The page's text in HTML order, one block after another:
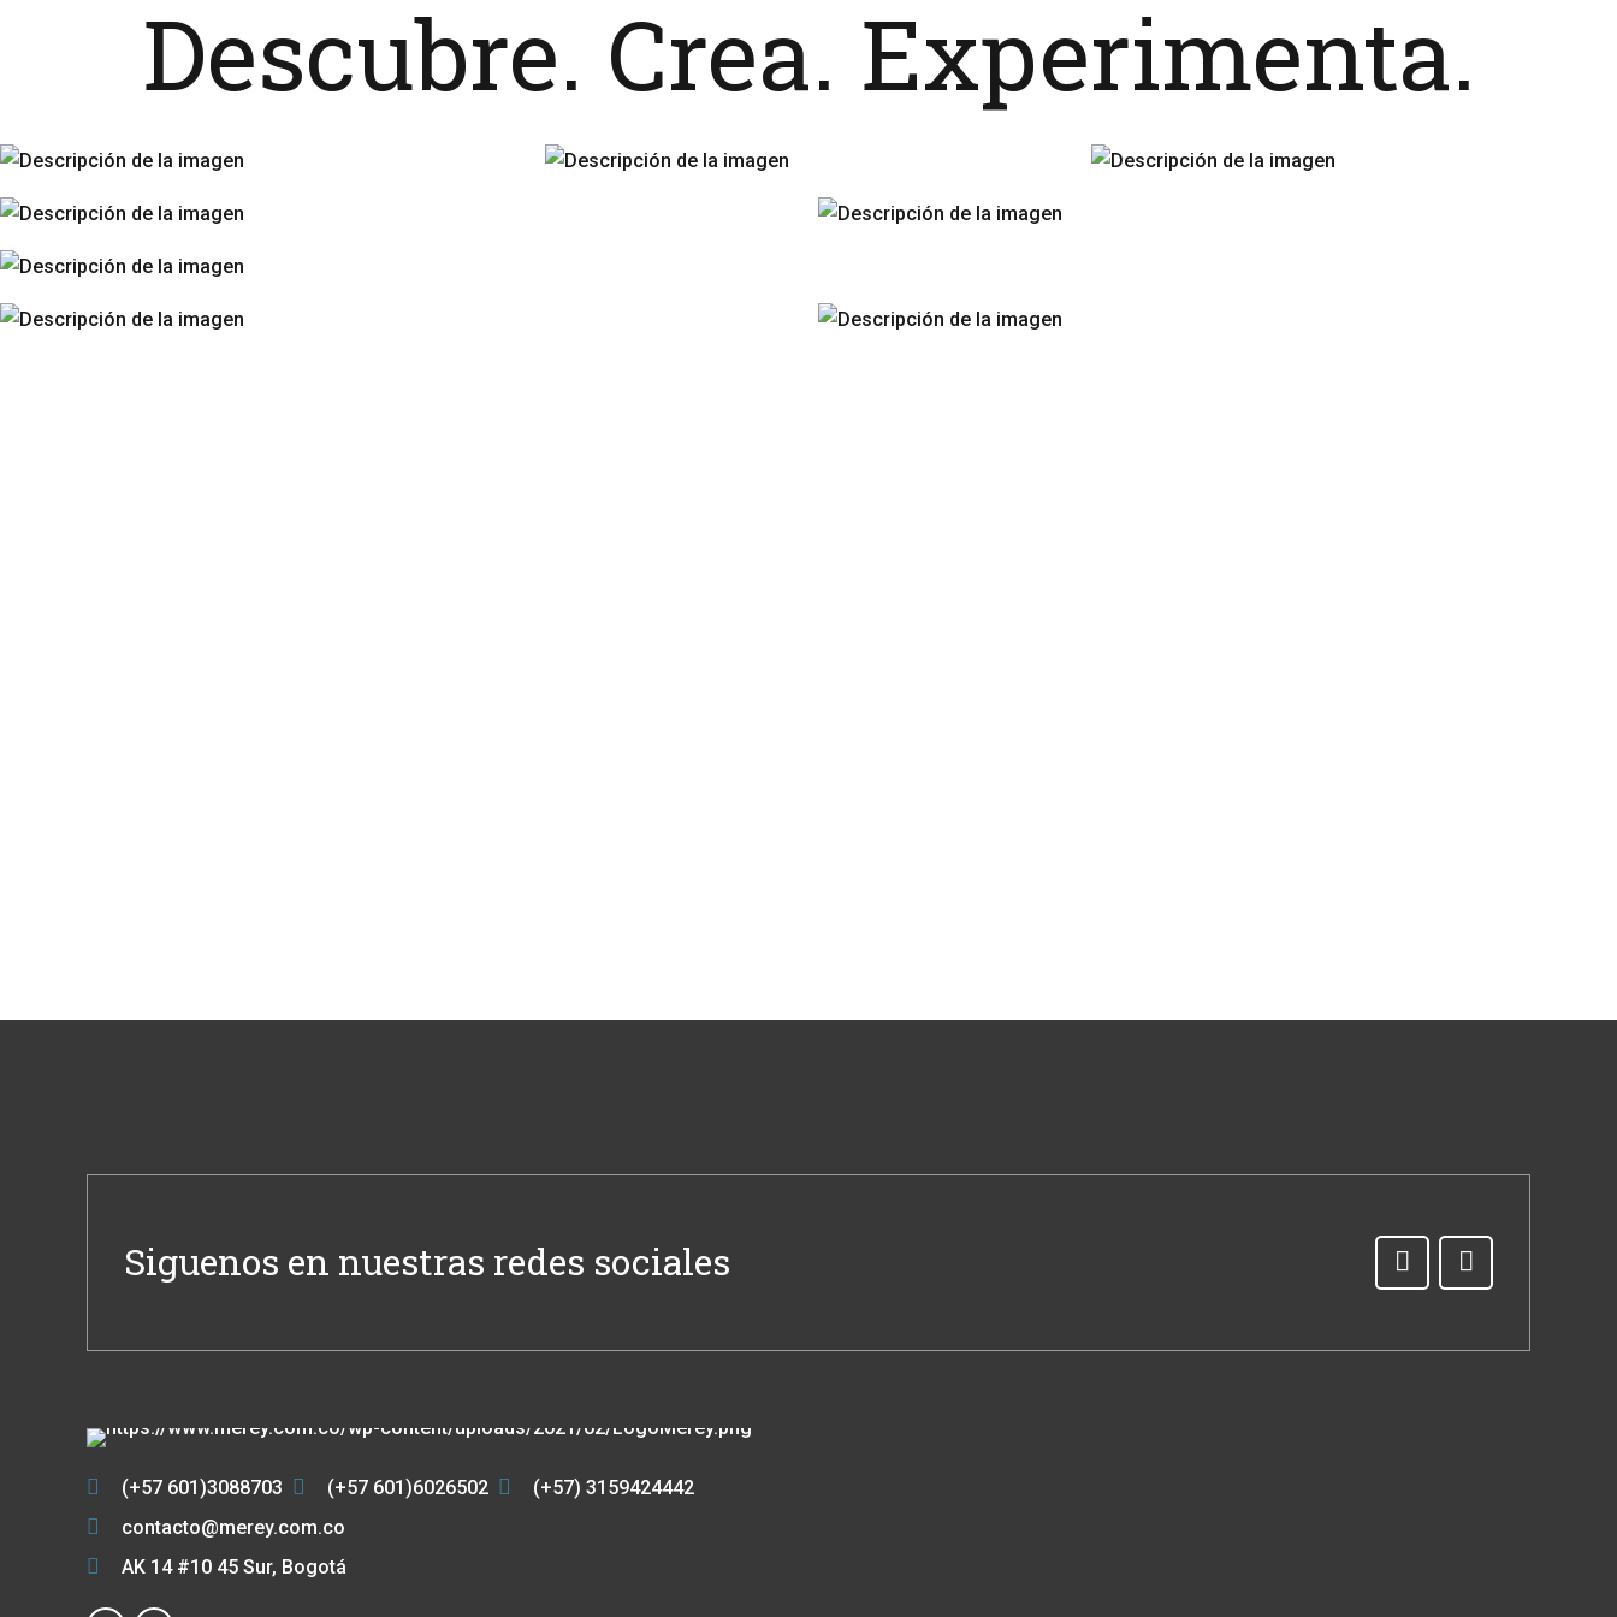
Descubre. Crea. Experimenta.
Siguenos en nuestras redes sociales
(+57 601)3088703 (+57 601)6026502
(+57) 3159424442
contacto@merey.com.co
AK 14 #10 45 Sur, Bogotá